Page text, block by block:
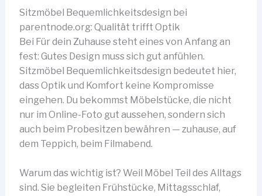
Sitzmöbel Bequemlichkeitsdesign bei
parentnode.org: Qualität trifft Optik
Bei Für dein Zuhause steht eines von Anfang an
fest: Gutes Design muss sich gut anfühlen.
Sitzmöbel Bequemlichkeitsdesign bedeutet hier,
dass Optik und Komfort keine Kompromisse
eingehen. Du bekommst Möbelstücke, die nicht
nur im Online-Foto gut aussehen, sondern sich
auch beim Probesitzen bewähren — zuhause, auf
dem Teppich, beim Filmabend.
Warum das wichtig ist? Weil Möbel Teil des Alltags
sind. Sie begleiten Frühstücke, Mittagsschlaf,